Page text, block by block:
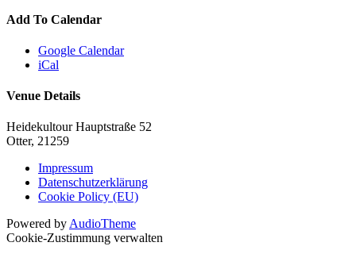
Add To Calendar
Google Calendar
iCal
Venue Details
Heidekultour Hauptstraße 52
Otter, 21259
Impressum
Datenschutzerklärung
Cookie Policy (EU)
Powered by AudioTheme
Cookie-Zustimmung verwalten